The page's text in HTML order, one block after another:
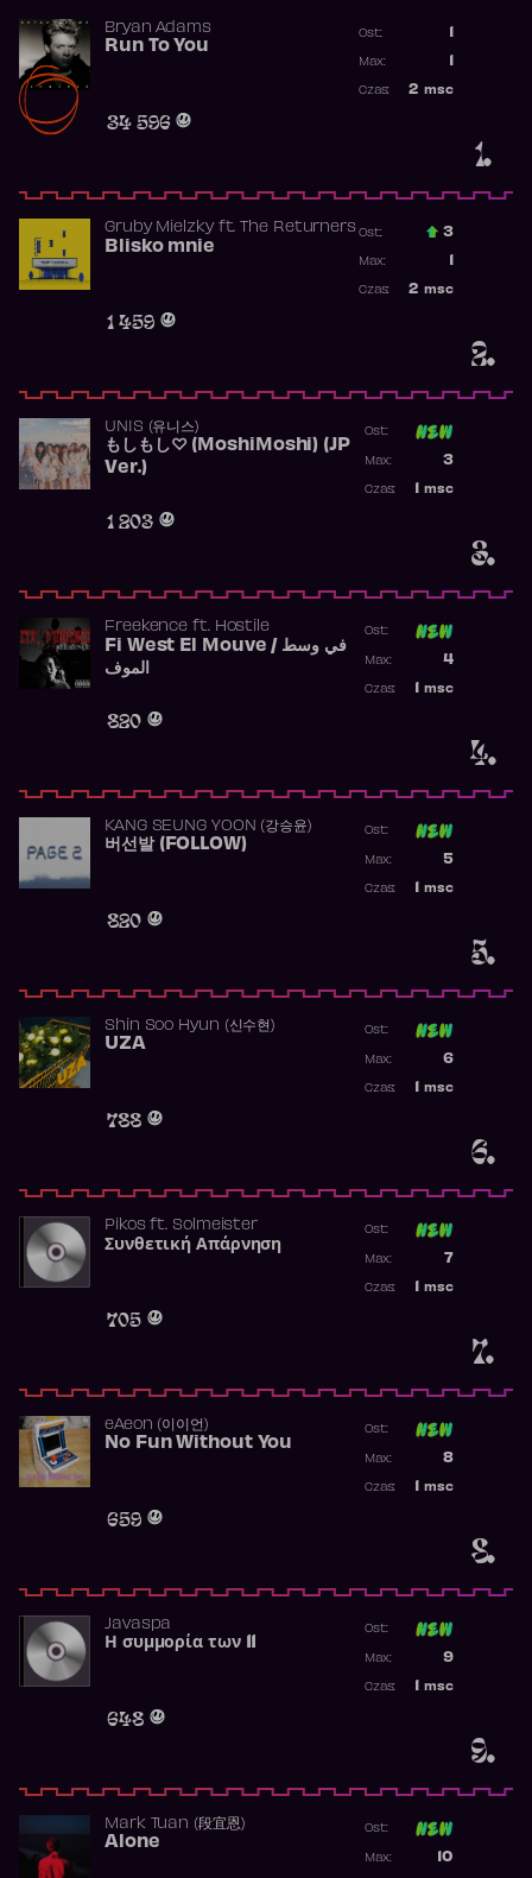
1.
Bryan Adams
Run To You
34 596
Ost.:
Max:
2 msc
Czas:
2.
Gruby Mielzkyft. The Returners
Blisko mnie
1 459
Ost.: 3
Max:
2 msc
Czas:
3.
UNIS (유니스)
もしもし♡ (MoshiMoshi) (JP
Ver.)
1 203
Ost:
3
Max:
msc
Czas:
4.
Freekence ft. Hostile
Fi West El Mouve / في وسط
الموف
820
Ost:
4
Max:
msc
Czas:
5.
KANG SEUNG YOON (강승윤)
버선발 (FOLLOW)
820
Ost:
5
Max:
msc
Czas:
6.
Shin Soo Hyun (신수현)
UZA
788
Ost:
6
Max:
msc
Czas:
7.
Pikosft. Solmeister
Συνθετική Απάρνηση
705
Ost:
7
Max:
msc
Czas:
8.
​eAeon (이이언)
No Fun Without You
659
Ost:
8
Max:
msc
Czas:
9.
Javaspa
Η συμμορία των 11
648
Ost:
9
Max:
msc
Czas:
Mark Tuan (段宜恩)
Alone
Ost:
10
Max: